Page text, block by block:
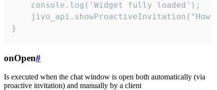
    console.log('Widget fully loaded');
jivo_api.showProactiveInvitation("How
}
onOpen#
Is executed when the chat window is open both automatically (via
proactive invitation) and manually by a client